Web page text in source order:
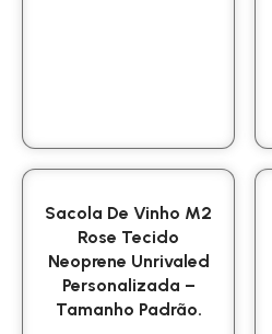
Sacola De Vinho M2
Rose Tecido
Neoprene Unrivaled
Personalizada –
Tamanho Padrão.